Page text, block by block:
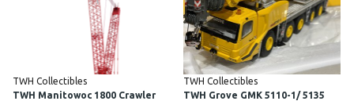
TWH Collectibles
TWH Manitowoc 1800 Crawler
TWH Collectibles
TWH Grove GMK 5110-1/ 5135